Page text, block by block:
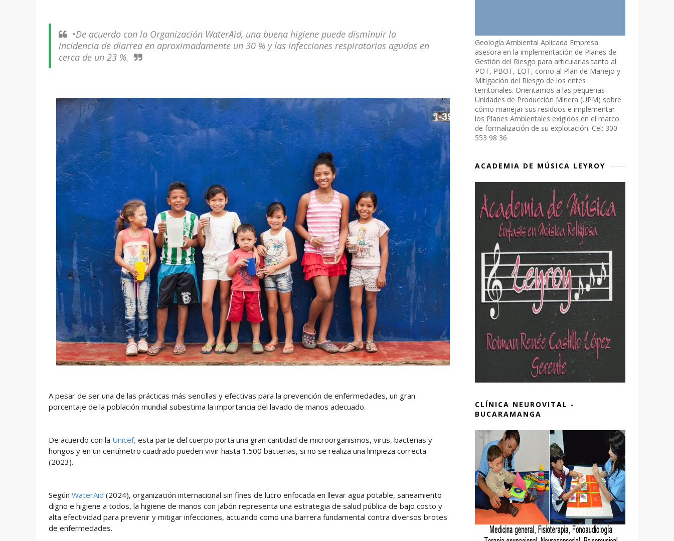
•De acuerdo con la Organización WaterAid, una buena higiene puede disminuir la
incidencia de diarrea en aproximadamente un 30 % y las infecciones respiratorias agudas en
cerca de un 23 %.
A pesar de ser una de las prácticas más sencillas y efectivas para la prevención de enfermedades, un gran
porcentaje de la población mundial subestima la importancia del lavado de manos adecuado.
De acuerdo con la Unicef, esta parte del cuerpo porta una gran cantidad de microorganismos, virus, bacterias y
hongos y en un centímetro cuadrado pueden vivir hasta 1.500 bacterias, si no se realiza una limpieza correcta
(2023).
Según WaterAid (2024), organización internacional sin fines de lucro enfocada en llevar agua potable, saneamiento
digno e higiene a todos, la higiene de manos con jabón representa una estrategia de salud pública de bajo costo y
alta efectividad para prevenir y mitigar infecciones, actuando como una barrera fundamental contra diversos brotes
de enfermedades.
Geología Ambiental Aplicada Empresa
asesora en la implementación de Planes de
Gestión del Riesgo para articularlas tanto al
POT, PBOT, EOT, como al Plan de Manejo y
Mitigación del Riesgo de los entes
territoriales. Orientamos a las pequeñas
Unidades de Producción Minera (UPM) sobre
cómo manejar sus residuos e implementar
los Planes Ambientales exigidos en el marco
de formalización de su explotación. Cel: 300
553 98 36
ACADEMIA DE MÚSICA LEYROY
CLÍNICA NEUROVITAL -
BUCARAMANGA